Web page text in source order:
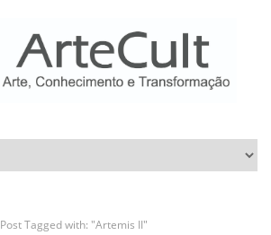
Post Tagged with: "Artemis II"